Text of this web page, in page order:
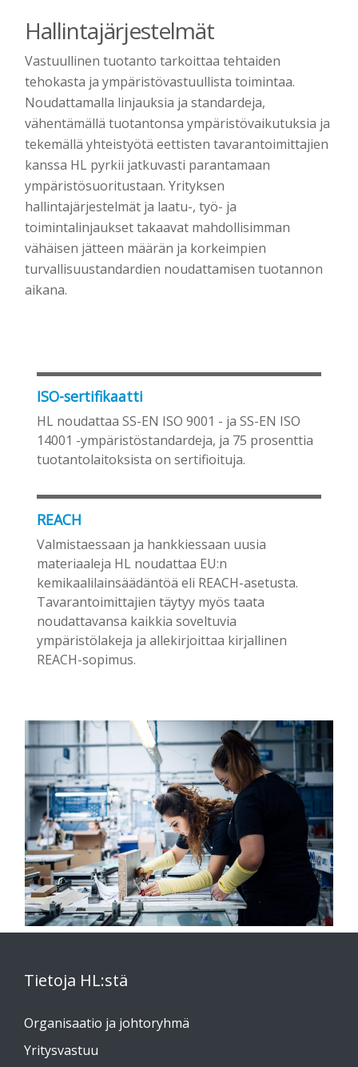
Hallintajärjestelmät
Vastuullinen tuotanto tarkoittaa tehtaiden
tehokasta ja ympäristövastuullista toimintaa.
Noudattamalla linjauksia ja standardeja,
vähentämällä tuotantonsa ympäristövaikutuksia ja
tekemällä yhteistyötä eettisten tavarantoimittajien
kanssa HL pyrkii jatkuvasti parantamaan
ympäristösuoritustaan. Yrityksen
hallintajärjestelmät ja laatu-, työ- ja
toimintalinjaukset takaavat mahdollisimman
vähäisen jätteen määrän ja korkeimpien
turvallisuustandardien noudattamisen tuotannon
aikana.
ISO-sertifikaatti
HL noudattaa SS-EN ISO 9001 - ja SS-EN ISO
14001 -ympäristöstandardeja, ja 75 prosenttia
tuotantolaitoksista on sertifioituja.
REACH
Valmistaessaan ja hankkiessaan uusia
materiaaleja HL noudattaa EU:n
kemikaalilainsäädäntöä eli REACH-asetusta.
Tavarantoimittajien täytyy myös taata
noudattavansa kaikkia soveltuvia
ympäristölakeja ja allekirjoittaa kirjallinen
REACH-sopimus.
Tietoja HL:stä
Organisaatio ja johtoryhmä
Yritysvastuu